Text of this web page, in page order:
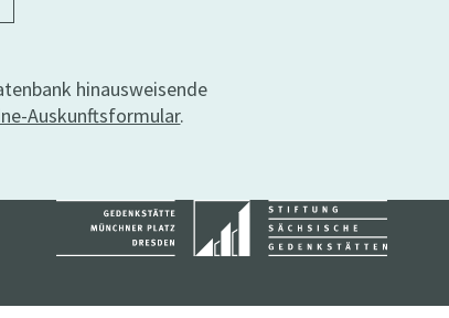
hinausweisende
Auskunftsformular.